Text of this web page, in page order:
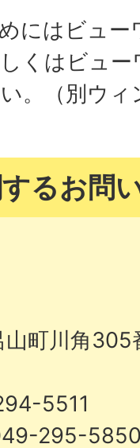
にはビュ
くはビュ
。（別ウ
るお問
町川角305
5511
295-